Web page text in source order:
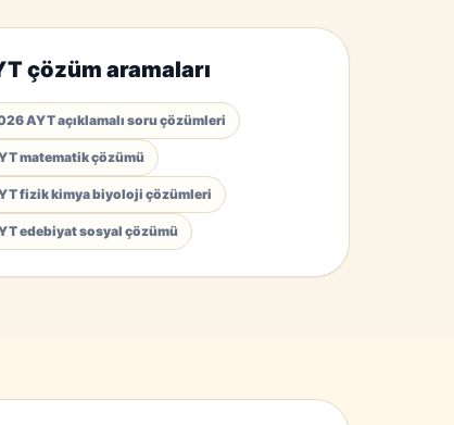
çözüm aramaları
AYT açıklamalı soru çözümleri
matematik çözümü
fizik kimya biyoloji çözümleri
edebiyat sosyal çözümü